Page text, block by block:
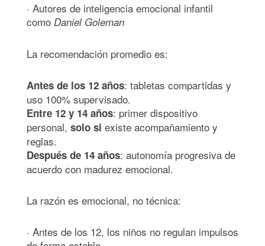
· Autores de inteligencia emocional infantil
como Daniel Goleman
La recomendación promedio es:
Antes de los 12 años: tabletas compartidas y
uso 100% supervisado.
Entre 12 y 14 años: primer dispositivo
personal, solo si existe acompañamiento y
reglas.
Después de 14 años: autonomía progresiva de
acuerdo con madurez emocional.
La razón es emocional, no técnica:
· Antes de los 12, los niños no regulan impulsos